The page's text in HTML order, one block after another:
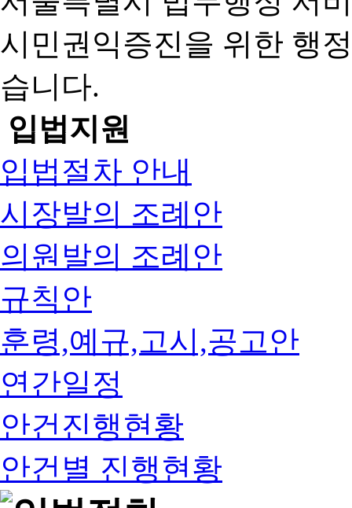
시민권익증진을 위한 행
습니다.
입법지원
입법절차 안내
시장발의 조례안
의원발의 조례안
규칙안
훈령,예규,고시,공고안
연간일정
안건진행현황
안건별 진행현황